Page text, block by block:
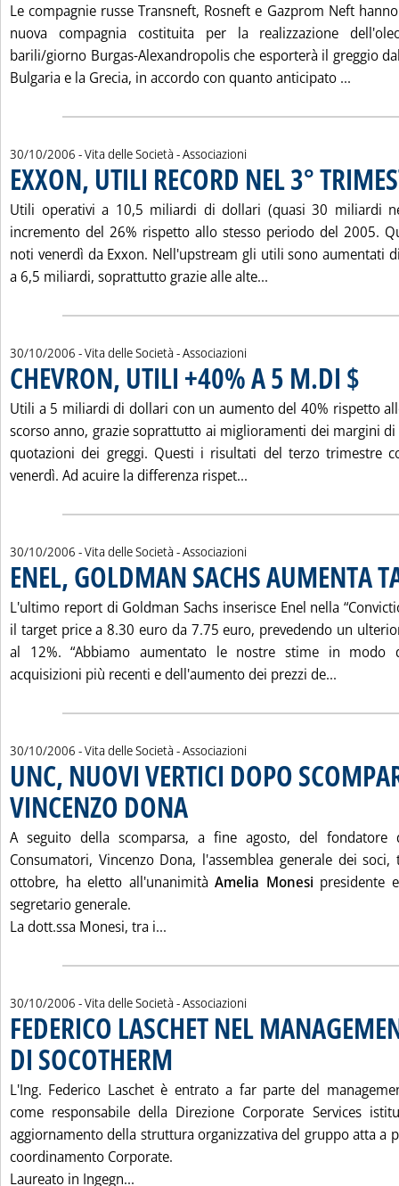
Le compagnie russe Transneft, Rosneft e Gazprom Neft
nuova compagnia costituita per la realizzazione
barili/giorno Burgas-Alexandropolis che esporterà il greggio
Bulgaria e la Grecia, in accordo con quanto anticipato ...
30/10/2006 - Vita delle Società - Associazioni
EXXON, UTILI RECORD NEL 3°
Utili operativi a 10,5 miliardi di dollari (quasi 30 miliardi
incremento del 26% rispetto allo stesso periodo del 2005.
noti venerdì da Exxon. Nell'upstream gli utili sono aumentati
a 6,5 miliardi, soprattutto grazie alle alte...
30/10/2006 - Vita delle Società - Associazioni
CHEVRON, UTILI +40% A 5 M.DI $
Utili a 5 miliardi di dollari con un aumento del 40% rispetto
scorso anno, grazie soprattutto ai miglioramenti dei margini
quotazioni dei greggi. Questi i risultati del terzo trimestre
venerdì. Ad acuire la differenza rispet...
30/10/2006 - Vita delle Società - Associazioni
ENEL, GOLDMAN SACHS AUMENTA
L'ultimo report di Goldman Sachs inserisce Enel nella
il target price a 8.30 euro da 7.75 euro, prevedendo un
al 12%. “Abbiamo aumentato le nostre stime in modo
acquisizioni più recenti e dell'aumento dei prezzi de...
30/10/2006 - Vita delle Società - Associazioni
UNC, NUOVI VERTICI DOPO
VINCENZO DONA
A seguito della scomparsa, a fine agosto, del fondatore
Consumatori, Vincenzo Dona, l'assemblea generale dei
ottobre, ha eletto all'unanimitàAmelia Monesi presidente
segretario generale.
La dott.ssa Monesi, tra i...
30/10/2006 - Vita delle Società - Associazioni
FEDERICO LASCHET NEL
DI SOCOTHERM
L'Ing. Federico Laschet è entrato a far parte del
come responsabile della Direzione Corporate Services
aggiornamento della struttura organizzativa del gruppo atta a
coordinamento Corporate.
Laureato in Ingegn...